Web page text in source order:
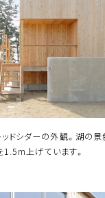
ドシダーの外観。湖の
1.5m上げています。